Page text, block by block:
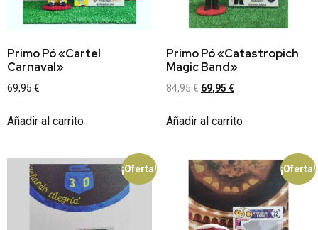
Primo Pó «Cartel
Carnaval»
69,95 €
Añadir al carrito
Primo Pó «Catastropich
Magic Band»
84,95€ 69,95 €
Añadir al carrito
¡Oferta! ¡Oferta!